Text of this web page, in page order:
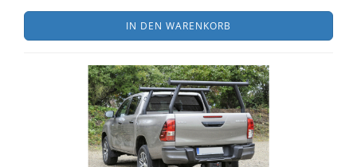
IN DEN WARENKORB